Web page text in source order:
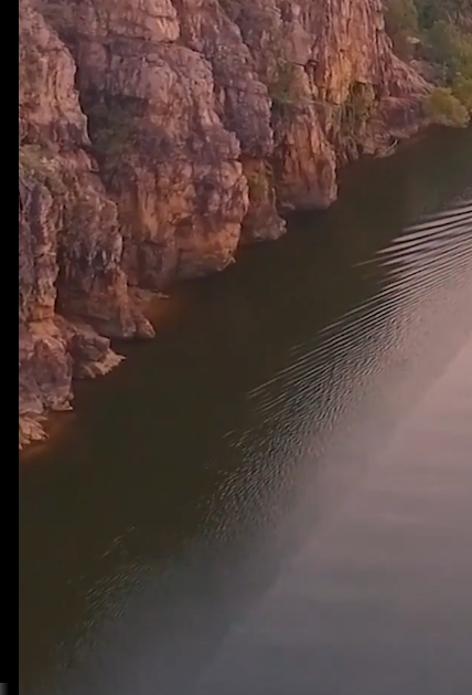
的地
米鲁克国家公园
gorges and epic adventures
加到我的行程